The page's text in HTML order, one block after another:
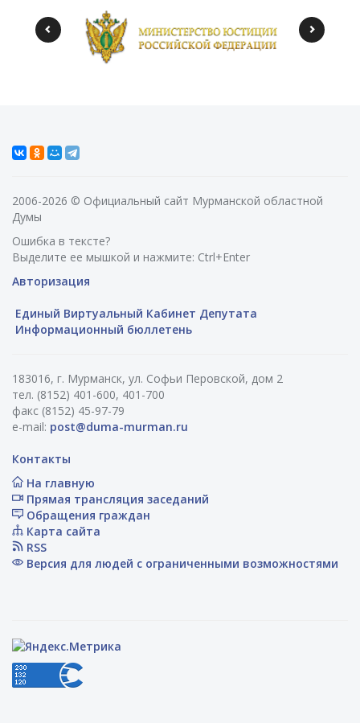
2006-2026 © Официальный сайт Мурманской областной
Думы
Ошибка в тексте?
Выделите ее мышкой и нажмите: Ctrl+Enter
Авторизация
Единый Виртуальный Кабинет Депутата
Информационный бюллетень
183016, г. Мурманск, ул. Софьи Перовской, дом 2
тел. (8152) 401-600, 401-700
факс (8152) 45-97-79
e-mail: post@duma-murman.ru
Контакты
На главную
Прямая трансляция заседаний
Обращения граждан
Карта сайта
RSS
Версия для людей с ограниченными возможностями